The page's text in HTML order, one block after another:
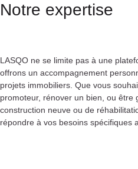
Notre expertise
LASQO ne se limite pas à une
offrons un accompagnement
projets immobiliers. Que vous
promoteur, rénover un bien, ou être
construction neuve ou de
répondre à vos besoins spécifiques